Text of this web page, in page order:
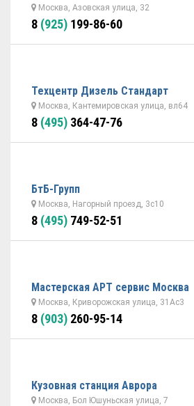
Москва, Азовская улица, 32
8 (925) 199-86-60
Техцентр Дизель Стандарт
Москва, Кантемировская улица, вл64
8 (495) 364-47-76
БтБ-Групп
Москва, Нагорный проезд, 3с10
8 (495) 749-52-51
Мастерская АРТ сервис Москва
Москва, Криворожская улица, 31Ас3
8 (903) 260-95-14
Кузовная станция Аврора
Москва, Бол Юшуньская улица, 7